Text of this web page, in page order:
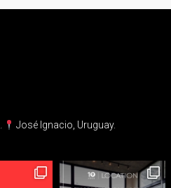
José Ignacio, Uruguay.